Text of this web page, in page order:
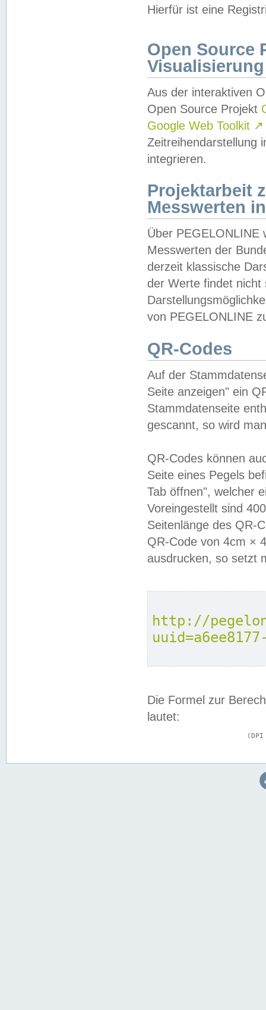
Hierfür ist eine
Open Source
Visualisierung
Aus der interaktiven
Open Source Projekt
Google Web Toolkit ↗
Zeitreihendarstellung
integrieren.
Projektarbeit
Messwerten
Über PEGELONLINE
Messwerten der
derzeit klassische
der Werte findet
von PEGELONLINE
QR-Codes
Auf der
Seite anzeigen" ein
Stammdatenseite
gescannt, so wird
QR-Codes können
Seite eines Pegels
Tab öffnen", welcher
Voreingestellt sind
Seitenlänge des QR-
QR-Code von 4cm ×
ausdrucken, so setzt
http://
Die Formel zur
lautet: